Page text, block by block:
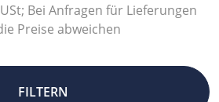
Bei Anfragen für Lieferungen
Preise abweichen
FILTERN